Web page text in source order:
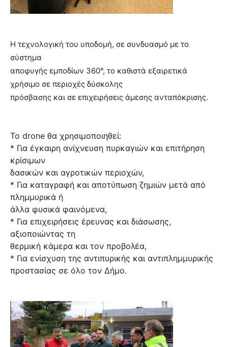
Η τεχνολογική του υποδομή, σε συνδυασμό με το
σύστημα
αποφυγής εμποδίων 360°, το καθιστά εξαιρετικά
χρήσιμο σε περιοχές δύσκολης
πρόσβασης και σε επιχειρήσεις άμεσης ανταπόκρισης.
Το drone θα χρησιμοποιηθεί:
* Για έγκαιρη ανίχνευση πυρκαγιών και επιτήρηση
κρίσιμων
δασικών και αγροτικών περιοχών,
* Για καταγραφή και αποτύπωση ζημιών μετά από
πλημμυρικά ή
άλλα φυσικά φαινόμενα,
* Για επιχειρήσεις έρευνας και διάσωσης,
αξιοποιώντας τη
θερμική κάμερα και τον προβολέα,
* Για ενίσχυση της αντιπυρικής και αντιπλημμυρικής
προστασίας σε όλο τον Δήμο.